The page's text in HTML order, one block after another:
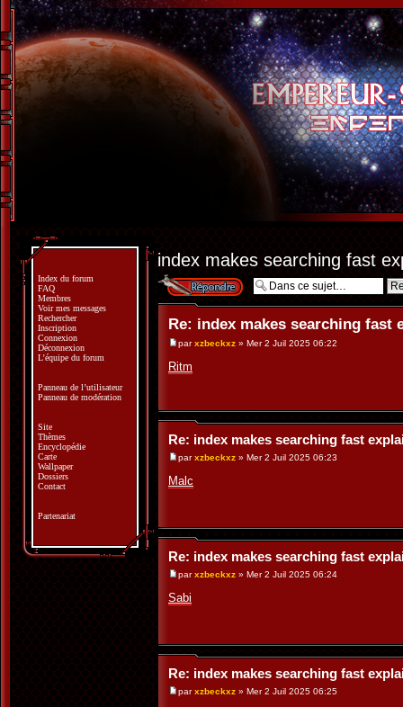
index makes searching fast
Répondre
Re: index makes searching fast
parxzbeckxz » Mer 2 Juil 2025 06:22
Ritm
Re: index makes searching fast
parxzbeckxz » Mer 2 Juil 2025 06:23
Malc
Re: index makes searching fast
parxzbeckxz » Mer 2 Juil 2025 06:24
Sabi
Re: index makes searching fast
parxzbeckxz » Mer 2 Juil 2025 06:25
Index du forum
FAQ
Membres
Voir mes messages
Rechercher
Inscription
Connexion
Déconnexion
L’équipe du forum
Panneau de l’utilisateur
Panneau de modération
Site
Thèmes
Encyclopédie
Carte
Wallpaper
Dossiers
Contact
Partenariat